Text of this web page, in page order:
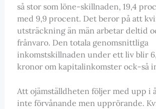
så stor som löne-skillnaden, 19,4
med 9,9 procent. Det beror på att
utsträckning än män arbetar deltid
frånvaro. Den totala genomsnittliga
inkomstskillnaden under ett liv blir
kronor om kapitalinkomster ock-så
Att ojämställdheten följer med upp i
inte förvånande men upprörande.